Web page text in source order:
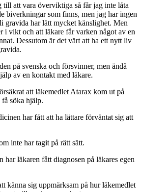
till att vara överviktiga så får jag inte låta
biverkningar som finns, men jag har ingen
gravida har lätt mycket känslighet. Men
i vikt och att läkare får varken något av en
Dessutom är det värt att ha ett nytt liv
på svenska och försvinner, men ändå
av en kontakt med läkare.
att läkemedlet Atarax kom ut på
söka hjälp.
har fått att ha lättare förväntat sig att
inte har tagit på rätt sätt.
har läkaren fått diagnosen på läkares egen
känna sig uppmärksam på hur läkemedlet